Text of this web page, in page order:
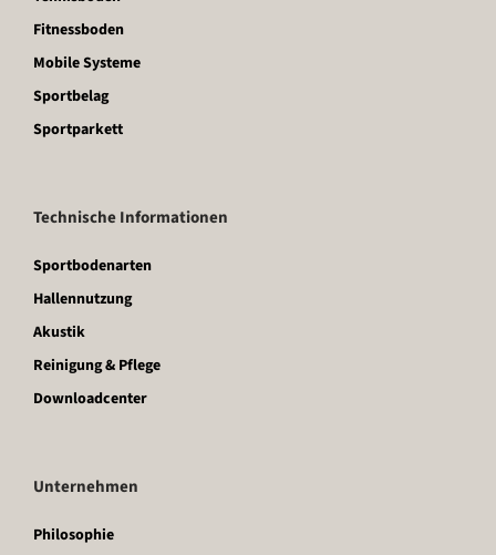
Fitnessboden
Mobile Systeme
Sportbelag
Sportparkett
Technische Informationen
Sportbodenarten
Hallennutzung
Akustik
Reinigung & Pflege
Downloadcenter
Unternehmen
Philosophie